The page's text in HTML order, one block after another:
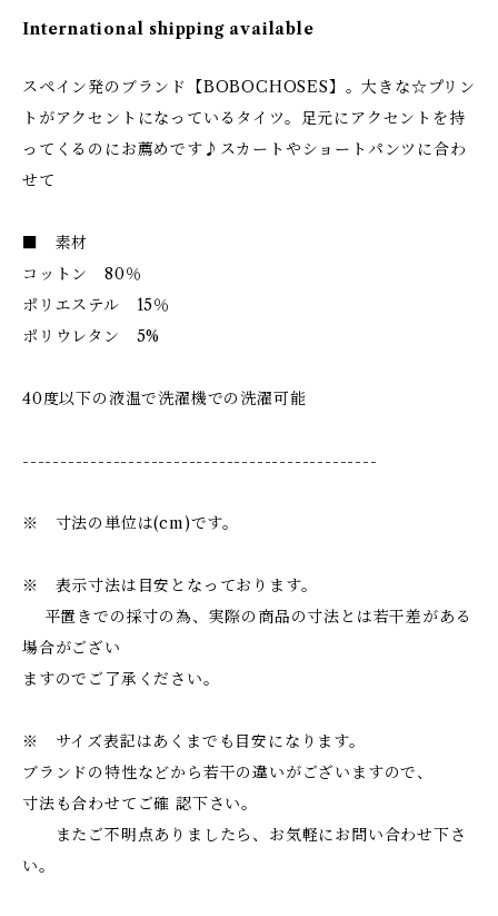
International shipping available
スペイン発のブランド【BOBOCHOSES】。大きな☆プリン
トがアクセントになっているタイツ。足元にアクセントを持
ってくるのにお薦めです♪スカートやショートパンツに合わ
せて
■ 素材
コットン 80％
ポリエステル 15％
ポリウレタン 5%
40度以下の液温で洗濯機での洗濯可能
-----------------------------------------------
※ 寸法の単位は(cm)です。
※ 表示寸法は目安となっております。
平置きでの採寸の為、実際の商品の寸法とは若干差がある
場合がござい
ますのでご了承ください。
※ サイズ表記はあくまでも目安になります。
ブランドの特性などから若干の違いがございますので、
寸法も合わせてご確 認下さい。
またご不明点ありましたら、お気軽にお問い合わせ下さ
い。